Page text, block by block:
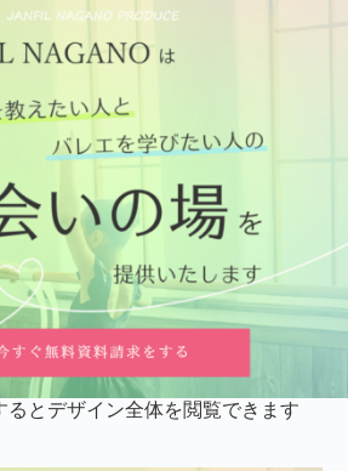
るとデザイン全体を閲覧できます